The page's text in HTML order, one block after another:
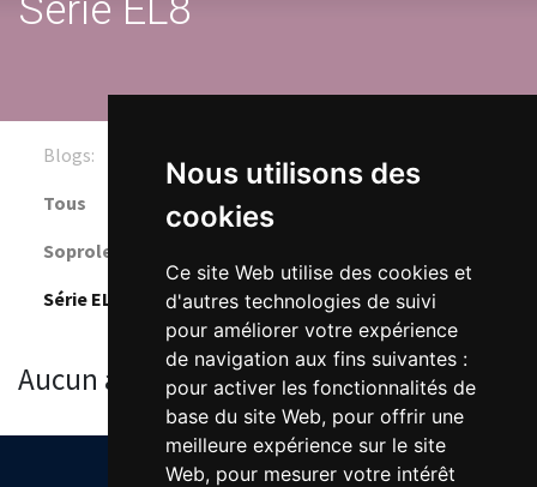
Nous utilisons des
cookies
Ce site Web utilise des cookies et
d'autres technologies de suivi
pour améliorer votre expérience
de navigation aux fins suivantes :
pour activer les fonctionnalités de
base du site Web, pour offrir une
meilleure expérience sur le site
Web, pour mesurer votre intérêt
Blogs:
Tous
Soprolec Blog
Série EL8
Aucun article pour le moment.